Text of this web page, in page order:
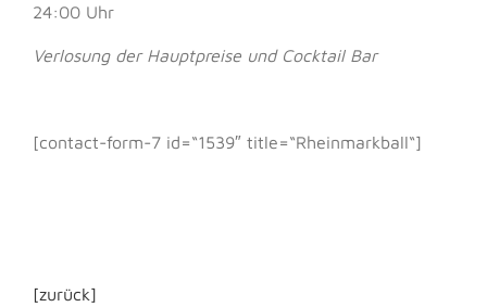
24:00 Uhr
Verlosung der Hauptpreise und Cocktail Bar
[contact-form-7 id=“1539″ title=“Rheinmarkball“]
[zurück]